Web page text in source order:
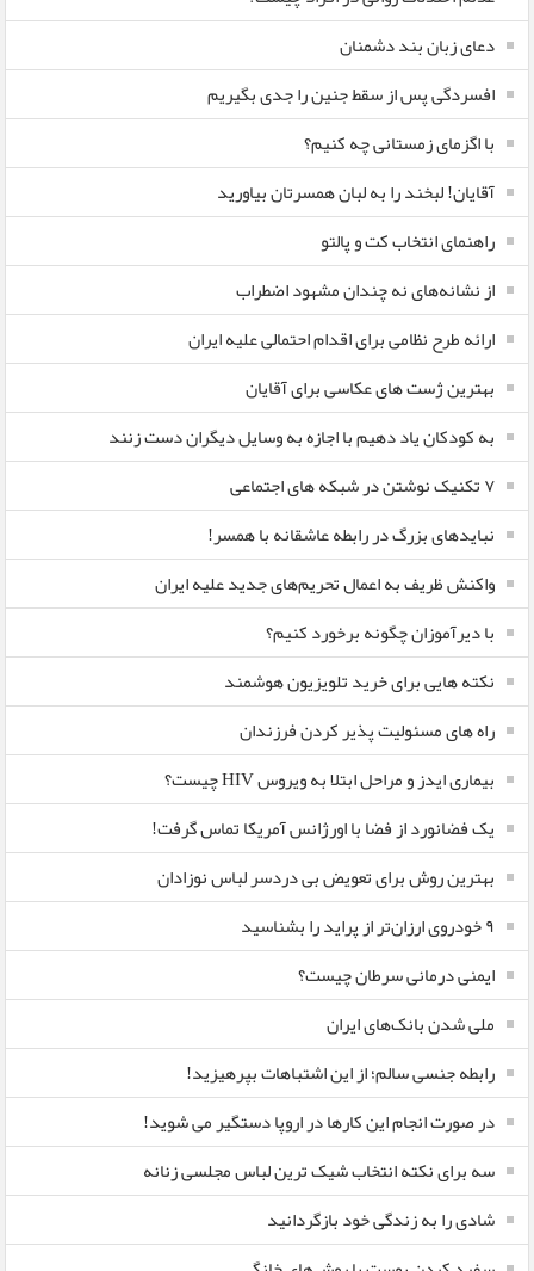
دعای زبان بند دشمنان
افسردگی پس از سقط جنین را جدی بگیریم
با اگزمای زمستانی چه کنیم؟
آقایان! لبخند را به لبان همسرتان بیاورید
راهنمای انتخاب کت و پالتو
از نشانه‌های نه چندان مشهود اضطراب
ارائه طرح نظامی برای اقدام احتمالی علیه ایران
بهترین ژست های عکاسی برای آقایان
به کودکان یاد دهیم با اجازه به وسایل دیگران دست زنند
۷ تکنیک نوشتن در شبکه های اجتماعی
نبایدهای بزرگ در رابطه عاشقانه با همسر!
واکنش ظریف به اعمال تحریم‌های جدید علیه ایران
با دیرآموزان چگونه برخورد کنیم؟
نکته هایی برای خرید تلویزیون هوشمند
راه های مسئولیت پذیر کردن فرزندان
بیماری ایدز و مراحل ابتلا به ویروس HIV چیست؟
یک فضانورد از فضا با اورژانس آمریکا تماس گرفت!
بهترین روش برای تعویض بی دردسر لباس نوزادان
٩ خودروی ارزان‌تر از پراید را بشناسید
ایمنی درمانی سرطان چیست؟
ملی شدن بانک‌های ایران
رابطه جنسی سالم؛ از این اشتباهات بپرهیزید!
در صورت انجام این کارها در اروپا دستگیر می شوید!
سه برای نکته انتخاب شیک ترین لباس مجلسی زنانه
شادی را به زندگی خود بازگردانید